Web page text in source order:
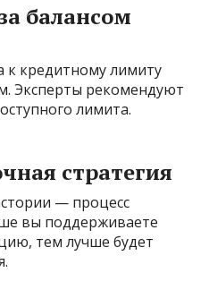
балансом
кредитному лимиту
Эксперты рекомендуют
лимита.
стратегия
— процесс
вы поддерживаете
тем лучше будет